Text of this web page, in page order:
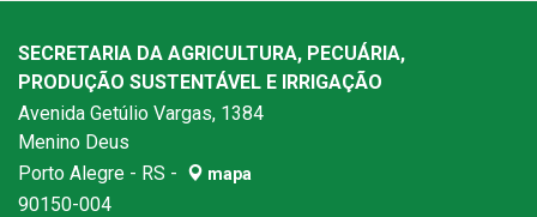
SECRETARIA DA AGRICULTURA, PECUÁRIA,
PRODUÇÃO SUSTENTÁVEL E IRRIGAÇÃO
Avenida Getúlio Vargas, 1384
Menino Deus
Porto Alegre - RS -
mapa
90150-004